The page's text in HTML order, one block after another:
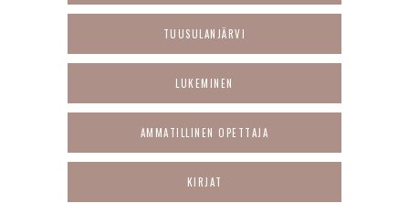
TUUSULANJÄRVI
LUKEMINEN
AMMATILLINEN OPETTAJA
KIRJAT